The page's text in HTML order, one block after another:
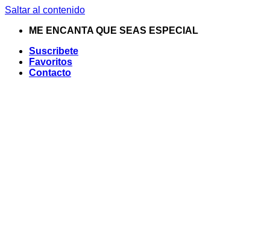
Saltar al contenido
ME ENCANTA QUE SEAS ESPECIAL
Suscribete
Favoritos
Contacto